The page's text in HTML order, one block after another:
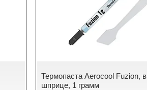
Термопаста Aerocool Fuzion, в
шприце, 1 грамм